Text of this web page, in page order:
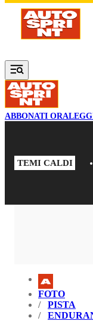
Vai al contenuto
ABBONATI ORA
TEMI CALDI
FOTO
PISTA